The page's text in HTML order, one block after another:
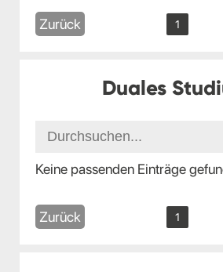
Zurück 1
Duales
Keine passenden Einträge
Zurück 1